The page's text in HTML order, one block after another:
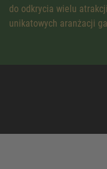
do odkrycia wielu
unikatowych aranżacji